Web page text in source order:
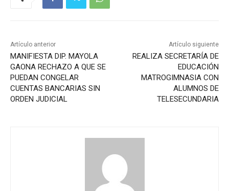
Artículo anterior
MANIFIESTA DIP. MAYOLA
GAONA RECHAZO A QUE SE
PUEDAN CONGELAR
CUENTAS BANCARIAS SIN
ORDEN JUDICIAL
Artículo siguiente
REALIZA SECRETARÍA DE
EDUCACIÓN
MATROGIMNASIA CON
ALUMNOS DE
TELESECUNDARIA